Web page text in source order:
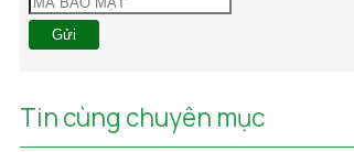
Gửi
Tin cùng chuyên mục